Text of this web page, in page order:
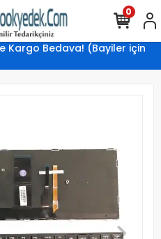
Kargo Bedava! (Bayiler için
0